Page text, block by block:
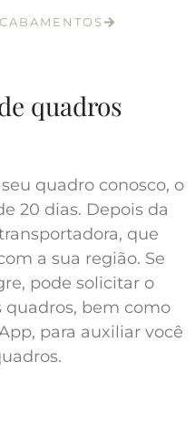
quadros
quadro conosco, o
20 dias. Depois da
que
a sua região. Se
pode solicitar o
quadros, bem como
para auxiliar você